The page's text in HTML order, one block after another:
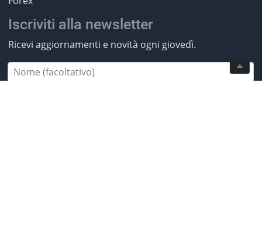
Iscriviti alla newsletter
Ricevi aggiornamenti e novità ogni giovedì.